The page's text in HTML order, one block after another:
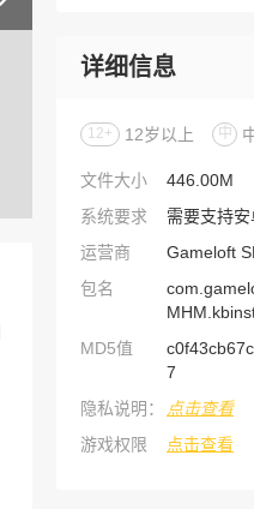
详细信息
12+ 12岁以上 中
文件大小
446.00M
系统要求
需要支持
运营商
Gameloft
包名
MD5值
7
隐私说明：
点击查看
游戏权限
点击查看